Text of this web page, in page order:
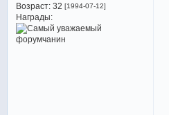
Возраст:32 [1994-07-12]
Награды: